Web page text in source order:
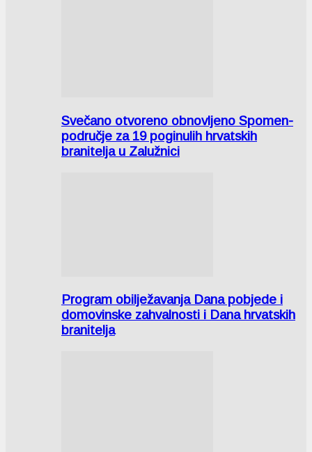
Svečano otvoreno obnovljeno Spomen-
područje za 19 poginulih hrvatskih
branitelja u Zalužnici
Program obilježavanja Dana pobjede i
domovinske zahvalnosti i Dana hrvatskih
branitelja